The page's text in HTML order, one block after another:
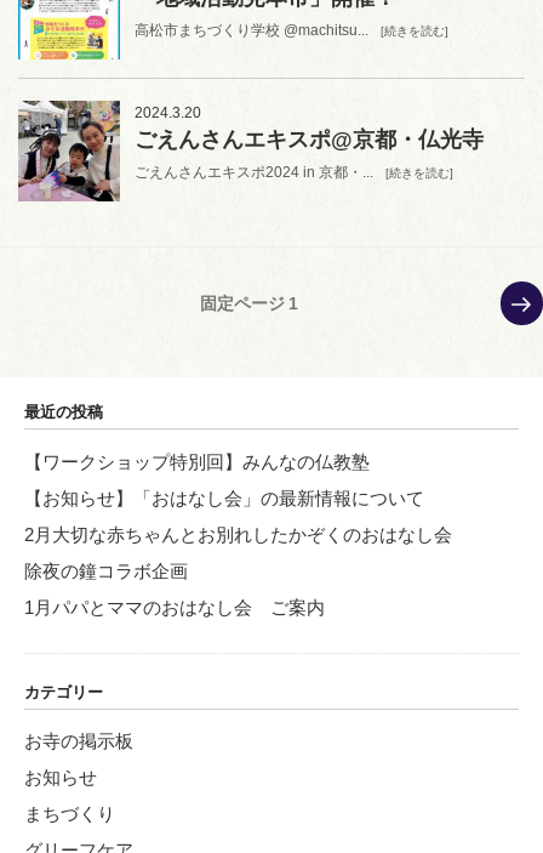
高松市まちづくり学校 @machitsu... [続きを読む]
2024.3.20
ごえんさんエキスポ@京都・仏光寺
ごえんさんエキスポ2024 in 京都・... [続きを読む]
固定ページ1
次
の
最近の投稿
【ワークショップ特別回】みんなの仏教塾
【お知らせ】「おはなし会」の最新情報について
2月大切な赤ちゃんとお別れしたかぞくのおはなし会
除夜の鐘コラボ企画
1月パパとママのおはなし会 ご案内
カテゴリー
お寺の掲示板
お知らせ
まちづくり